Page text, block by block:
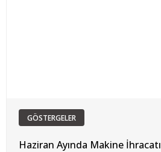
GÖSTERGELER
Haziran Ayında Makine